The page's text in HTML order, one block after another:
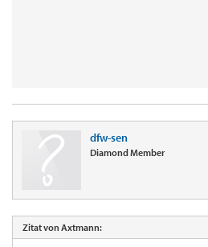
dfw-sen
Diamond Member
Zitat von Axtmann: